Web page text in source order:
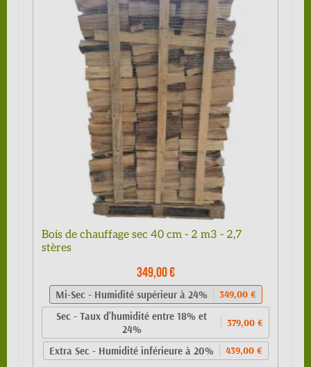
Bois de chauffage sec 40 cm - 2 m3 - 2,7
stères
349,00 €
Mi-Sec - Humidité supérieur à 24% 349,00 €
Sec - Taux d'humidité entre 18% et
24%
379,00 €
Extra Sec - Humidité inférieure à 20% 439,00 €